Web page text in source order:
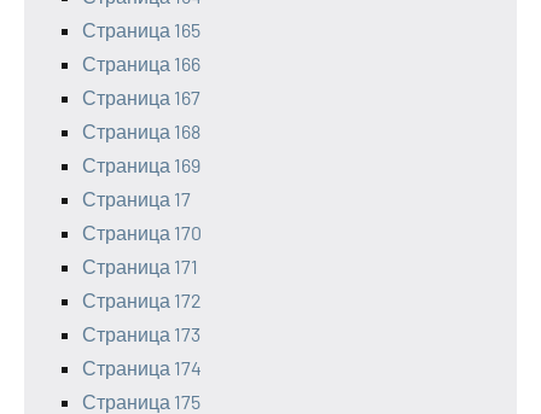
Страница 165
Страница 166
Страница 167
Страница 168
Страница 169
Страница 17
Страница 170
Страница 171
Страница 172
Страница 173
Страница 174
Страница 175